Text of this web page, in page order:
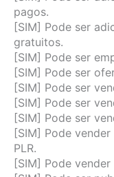
pagos.
[SIM] Pode ser
gratuitos.
[SIM] Pode ser
[SIM] Pode ser
[SIM] Pode ser
[SIM] Pode ser
[SIM] Pode ser
[SIM] Pode
PLR.
[SIM] Pode